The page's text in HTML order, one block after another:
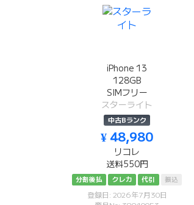
iPhone 13
128GB
SIMフリー
スターライト
中古Bランク
¥ 48,980
リコレ
送料550円
分割後払 クレカ 代引 振込
登録日: 2026年7月30日